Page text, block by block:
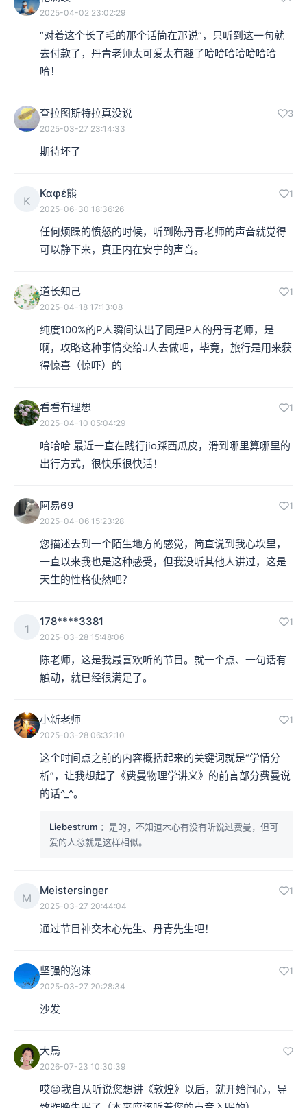
2025-04-02 23:02:29
“对着这个长了毛的那个话筒在那说”，只听到这一句就
去付款了，丹青老师太可爱太有趣了哈哈哈哈哈哈哈
哈！
查拉图斯特拉真没说 3
2025-03-27 23:14:33
期待坏了
Κ
Καφέ熊 1
2025-06-30 18:36:26
任何烦躁的愤怒的时候，听到陈丹青老师的声音就觉得
可以静下来，真正内在安宁的声音。
道长知己 1
2025-04-18 17:13:08
纯度100%的P人瞬间认出了同是P人的丹青老师，是
啊，攻略这种事情交给J人去做吧，毕竟，旅行是用来获
得惊喜（惊吓）的
看看冇理想 1
2025-04-10 05:04:29
哈哈哈 最近一直在践行jio踩西瓜皮，滑到哪里算哪里的
出行方式，很快乐很快活！
阿易69 1
2025-04-06 15:23:28
您描述去到一个陌生地方的感觉，简直说到我心坎里，
一直以来我也是这种感受，但我没听其他人讲过，这是
天生的性格使然吧？
1
178****3381 1
2025-03-28 15:48:06
陈老师，这是我最喜欢听的节目。就一个点、一句话有
触动，就已经很满足了。
小新老师 1
2025-03-28 06:32:10
这个时间点之前的内容概括起来的关键词就是“学情分
析”，让我想起了《费曼物理学讲义》的前言部分费曼说
的话^_^。
Liebestrum ：是的，不知道木心有没有听说过费曼，但可
爱的人总就是这样相似。
M
Meistersinger 1
2025-03-27 20:44:04
通过节目神交木心先生、丹青先生吧！
坚强的泡沫 1
2025-03-27 20:28:34
沙发
大鳥
2026-07-23 10:30:39
哎😑我自从听说您想讲《敦煌》以后，就开始闹心，导